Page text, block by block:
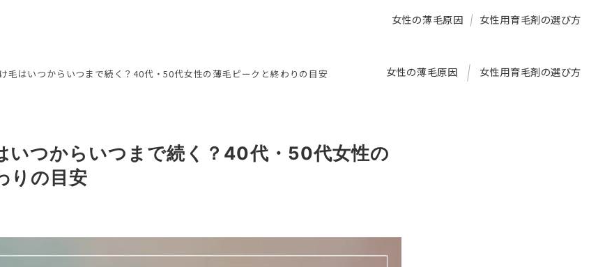
女性の薄毛原因 女性用育毛剤の選び方
女性の薄毛原因 女性用育毛剤の選び方
毛はいつからいつまで続く？40代・50代女性の薄毛ピークと終わりの目安
いつからいつまで続く？40代・50代女性の
りの目安